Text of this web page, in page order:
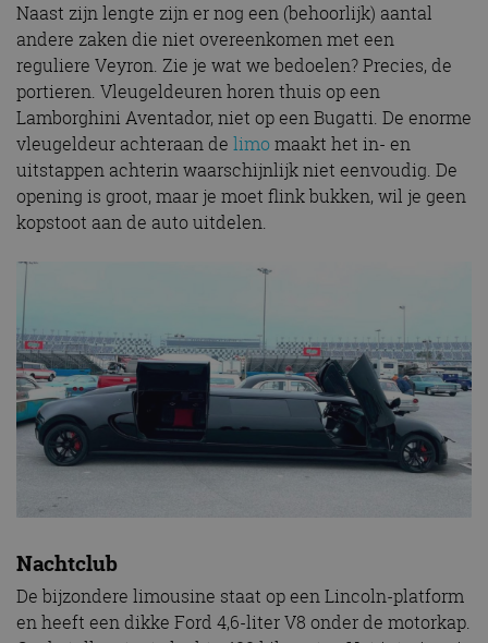
Naast zijn lengte zijn er nog een (behoorlijk) aantal
andere zaken die niet overeenkomen met een
reguliere Veyron. Zie je wat we bedoelen? Precies, de
portieren. Vleugeldeuren horen thuis op een
Lamborghini Aventador, niet op een Bugatti. De enorme
vleugeldeur achteraan de limomaakt het in- en
uitstappen achterin waarschijnlijk niet eenvoudig. De
opening is groot, maar je moet flink bukken, wil je geen
kopstoot aan de auto uitdelen.
Nachtclub
De bijzondere limousine staat op een Lincoln-platform
en heeft een dikke Ford 4,6-liter V8 onder de motorkap.